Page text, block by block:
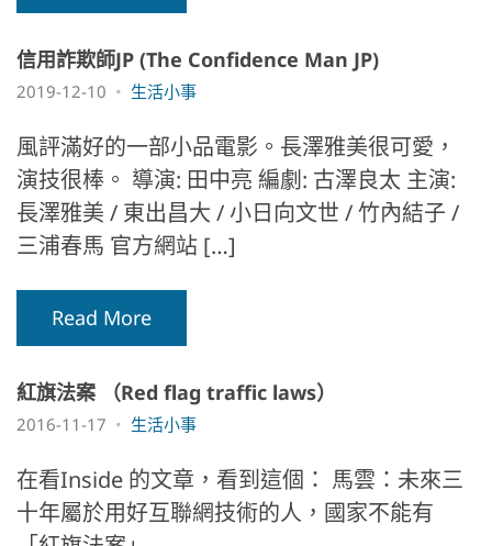
信用詐欺師JP (The Confidence Man JP)
2019-12-10 生活小事
風評滿好的一部小品電影。長澤雅美很可愛，
演技很棒。 導演: 田中亮 編劇: 古澤良太 主演:
長澤雅美 / 東出昌大 / 小日向文世 / 竹內結子 /
三浦春馬 官方網站 […]
Read More
紅旗法案 （Red flag traffic laws）
2016-11-17 生活小事
在看Inside 的文章，看到這個： 馬雲：未來三
十年屬於用好互聯網技術的人，國家不能有